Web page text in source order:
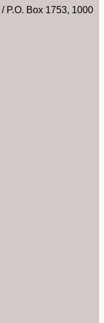
/‎P.O. Box 1753, 1000